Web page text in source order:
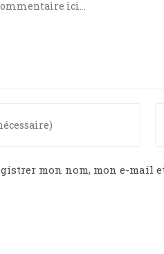
mon nom, mon e-mail